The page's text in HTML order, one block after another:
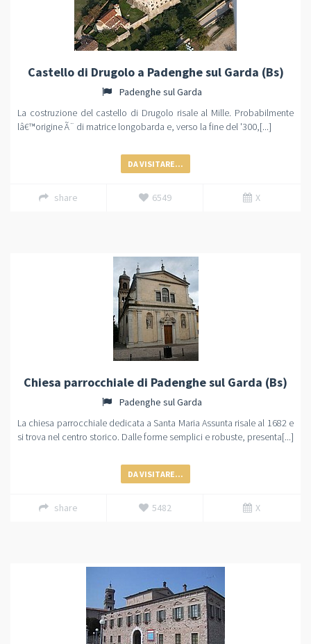
Castello di Drugolo a Padenghe sul Garda (Bs)
Padenghe sul Garda
La costruzione del castello di Drugolo risale al Mille. Probabilmente
lâ€™origine Ã¨ di matrice longobarda e, verso la fine del '300,[...]
DA VISITARE...
share 6549 X
Chiesa parrocchiale di Padenghe sul Garda (Bs)
Padenghe sul Garda
La chiesa parrocchiale dedicata a Santa Maria Assunta risale al 1682 e
si trova nel centro storico. Dalle forme semplici e robuste, presenta[...]
DA VISITARE...
share 5482 X